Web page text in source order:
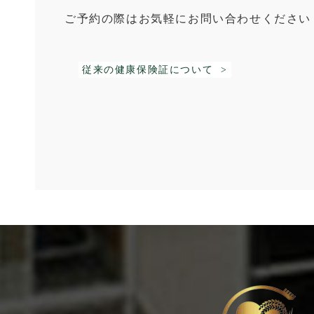
ご予約の際はお気軽にお問い合わせください
従来の健康保険証について >